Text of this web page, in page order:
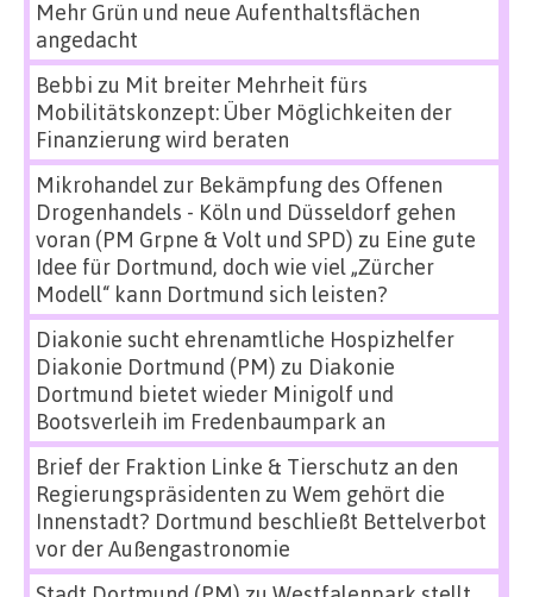
Mehr Grün und neue Aufenthaltsflächen
angedacht
Bebbi zu Mit breiter Mehrheit fürs
Mobilitätskonzept: Über Möglichkeiten der
Finanzierung wird beraten
Mikrohandel zur Bekämpfung des Offenen
Drogenhandels - Köln und Düsseldorf gehen
voran (PM Grpne & Volt und SPD) zu Eine gute
Idee für Dortmund, doch wie viel „Zürcher
Modell“ kann Dortmund sich leisten?
Diakonie sucht ehrenamtliche Hospizhelfer
Diakonie Dortmund (PM) zu Diakonie
Dortmund bietet wieder Minigolf und
Bootsverleih im Fredenbaumpark an
Brief der Fraktion Linke & Tierschutz an den
Regierungspräsidenten zu Wem gehört die
Innenstadt? Dortmund beschließt Bettelverbot
vor der Außengastronomie